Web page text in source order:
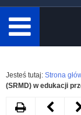
minimum
3
znaki.
Jesteś tutaj: Strona
(SRMD) w edukacji
Drukuj